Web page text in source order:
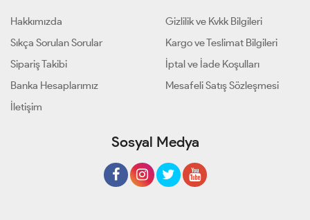
Hakkımızda
Sıkça Sorulan Sorular
Sipariş Takibi
Banka Hesaplarımız
İletişim
Gizlilik ve Kvkk Bilgileri
Kargo ve Teslimat Bilgileri
İptal ve İade Koşulları
Mesafeli Satış Sözleşmesi
Sosyal Medya